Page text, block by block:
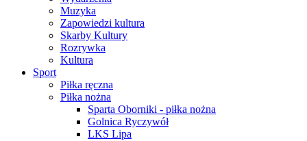
Muzyka
Zapowiedzi kultura
Skarby Kultury
Rozrywka
Kultura
Sport
Piłka ręczna
Piłka nożna
Sparta Oborniki - piłka nożna
Golnica Ryczywół
LKS Lipa